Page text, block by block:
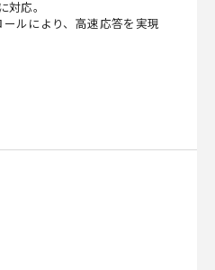
対応。
ルにより、高速応答を実現